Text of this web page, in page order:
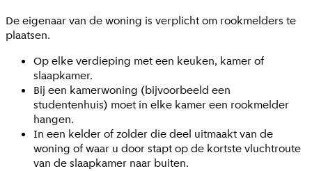
De eigenaar van de woning is verplicht om rookmelders te
plaatsen.
Op elke verdieping met een keuken, kamer of
slaapkamer.
Bij een kamerwoning (bijvoorbeeld een
studentenhuis) moet in elke kamer een rookmelder
hangen.
In een kelder of zolder die deel uitmaakt van de
woning of waar u door stapt op de kortste vluchtroute
van de slaapkamer naar buiten.